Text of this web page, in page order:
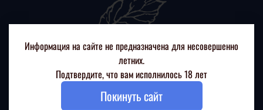
+7(926) 217 88 99
Информация на сайте не предназначена для несовершенно
летних.
Подтвердите, что вам исполнилось 18 лет
Покинуть сайт